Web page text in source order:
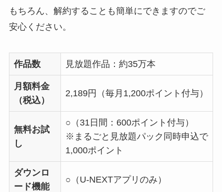
もちろん、解約することも簡単にできますのでご
安心ください。
作品数 見放題作品：約35万本
月額料金
（税込）
2,189円（毎月1,200ポイント付与）
無料お試
し
○（31日間：600ポイント付与）
※まるごと見放題パック同時申込で
1,000ポイント
ダウンロ
ード機能
○（U-NEXTアプリのみ）